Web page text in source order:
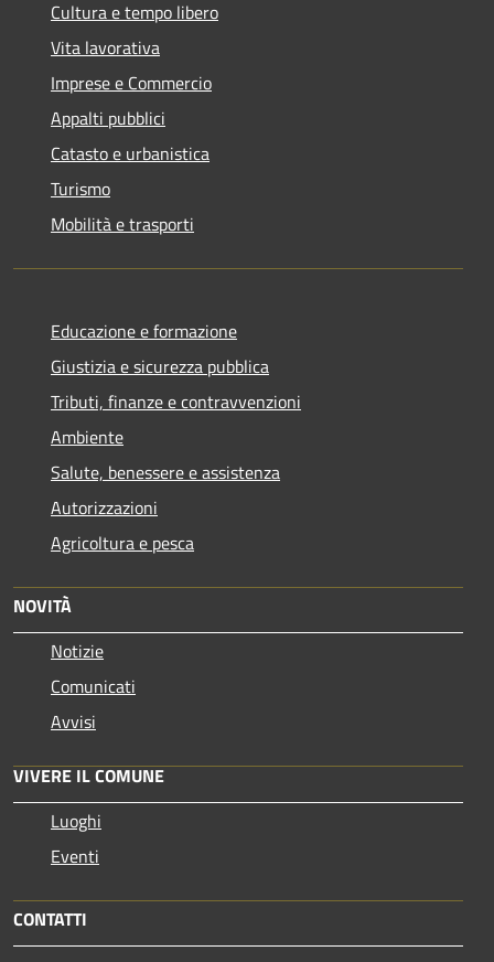
Cultura e tempo libero
Vita lavorativa
Imprese e Commercio
Appalti pubblici
Catasto e urbanistica
Turismo
Mobilità e trasporti
Educazione e formazione
Giustizia e sicurezza pubblica
Tributi, finanze e contravvenzioni
Ambiente
Salute, benessere e assistenza
Autorizzazioni
Agricoltura e pesca
NOVITÀ
Notizie
Comunicati
Avvisi
VIVERE IL COMUNE
Luoghi
Eventi
CONTATTI